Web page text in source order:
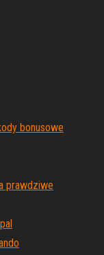
bonusowe
prawdziwe